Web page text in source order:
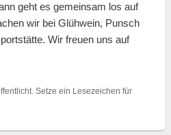
geht es gemeinsam los auf
wir bei Glühwein, Punsch
Wir freuen uns auf
Setze ein Lesezeichen für